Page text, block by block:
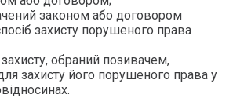
законом або договором
захисту порушеного права
обраний позивачем,
захисту його порушеного права у